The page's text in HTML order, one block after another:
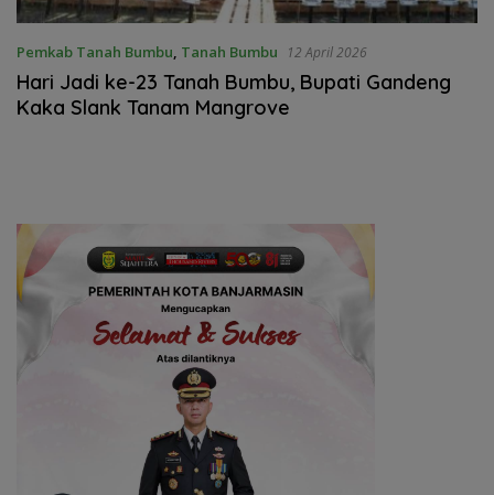
Pemkab Tanah Bumbu, Tanah Bumbu 12 April 2026
Hari Jadi ke-23 Tanah Bumbu, Bupati Gandeng
Kaka Slank Tanam Mangrove